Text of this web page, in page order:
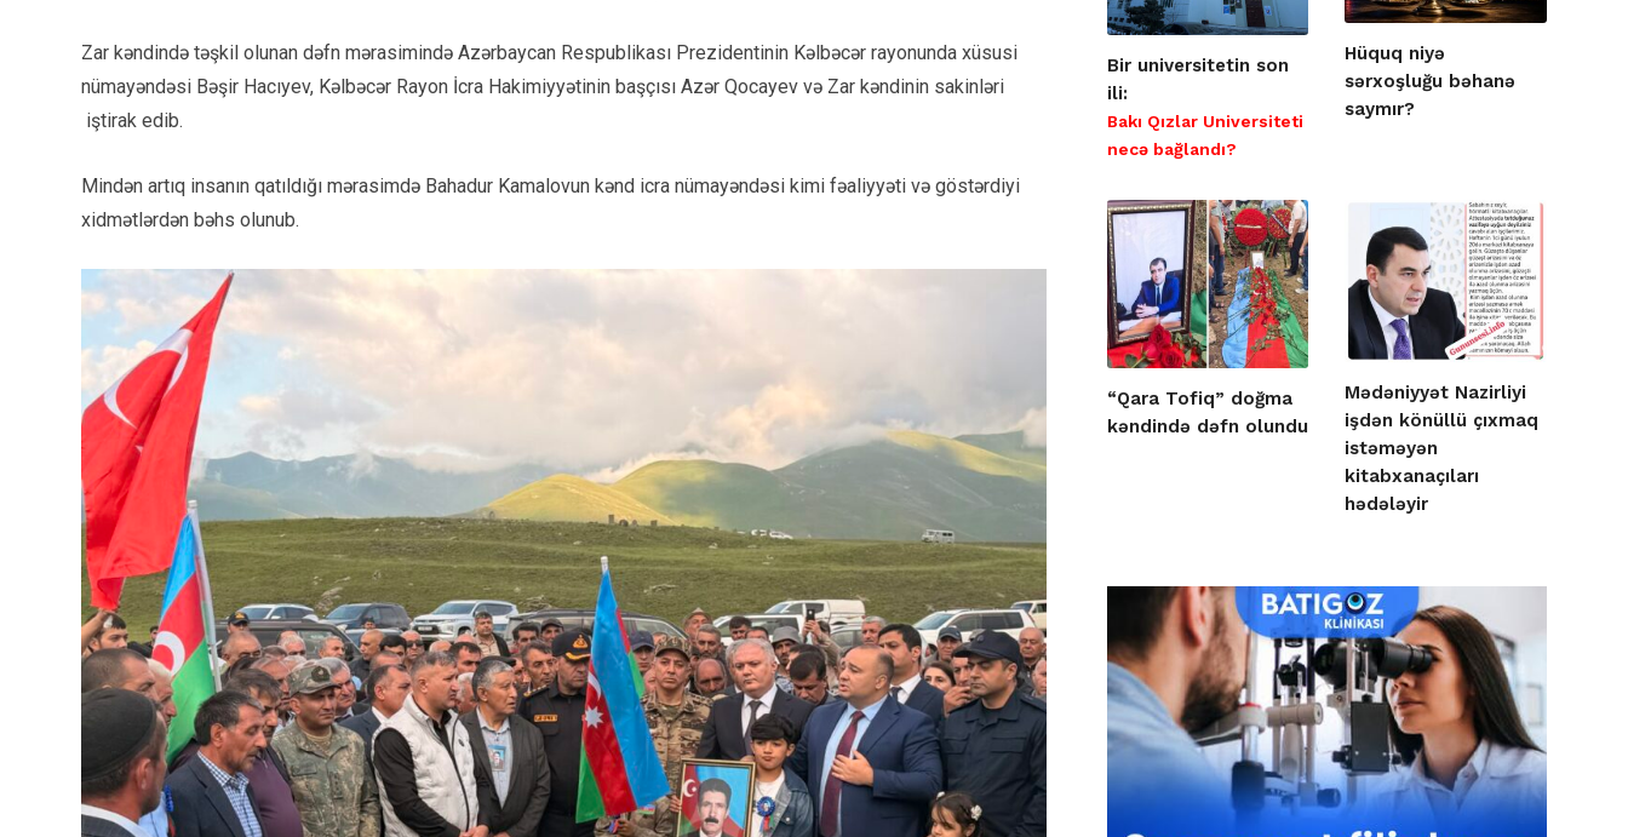
Zar kəndində təşkil olunan dəfn mərasimində Azərbaycan Respublikası Prezidentinin Kəlbəcər rayonunda xüsusi
nümayəndəsi Bəşir Hacıyev, Kəlbəcər Rayon İcra Hakimiyyətinin başçısı Azər Qocayev və Zar kəndinin sakinləri
iştirak edib.
Mindən artıq insanın qatıldığı mərasimdə Bahadur Kamalovun kənd icra nümayəndəsi kimi fəaliyyəti və göstərdiyi
xidmətlərdən bəhs olunub.
Bir universitetin son
ili:
Bakı Qızlar Universiteti
necə bağlandı?
Hüquq niyə
sərxoşluğu bəhanə
saymır?
“Qara Tofiq” doğma
kəndində dəfn olundu
Mədəniyyət Nazirliyi
işdən könüllü çıxmaq
istəməyən
kitabxanaçıları
hədələyir